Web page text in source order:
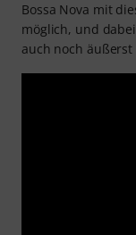
Bossa Nova mit
möglich, und
auch noch